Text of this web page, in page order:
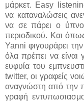
μάρκετ. Easy
να καταναλώσεις
να σε πάρει ο
περιοδικού. Και
Yanni φιγουράρει
όλα πρέπει να είναι
ευφυία του
twitter, οι γραφείς
αναγνώστη από την
γραφή